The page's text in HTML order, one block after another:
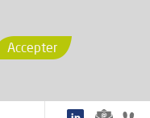
Accepter